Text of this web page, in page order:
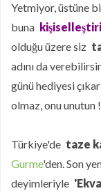
Yetmiyor, üstüne
buna
olduğu üzere siz
adını da
günü hediyesi
olmaz, onu unutun !
Türkiye'de taze
Gurme'den. Son
deyimleriyle